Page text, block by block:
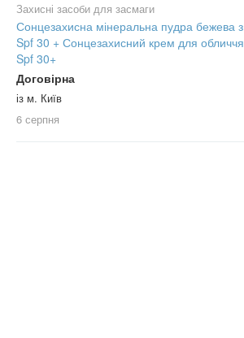
Захисні засоби для засмаги
Сонцезахисна мінеральна пудра бежева з
Spf 30 + Сонцезахисний крем для обличчя
Spf 30+
Договірна
із м. Київ
6 серпня